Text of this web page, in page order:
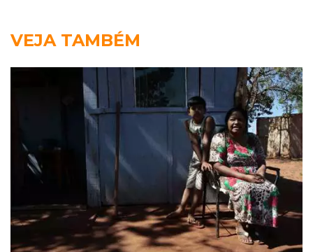
VEJA TAMBÉM